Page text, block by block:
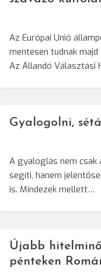
Az Európai Unió
mentesen tudnak
Az Állandó
Gyalogolni,
A gyaloglás nem
segíti, hanem
is. Mindezek mellett…
Újabb
pénteken